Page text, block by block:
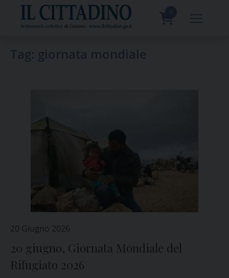
content
20 Giugno 2026
20 giugno, Giornata Mondiale del
Rifugiato 2026